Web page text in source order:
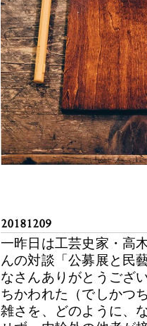
20181209
一昨日は工芸史家・高
んの対談「公募展と民
なさんありがとうござ
ちかわれた（でしかつ
雑さを、どのように、